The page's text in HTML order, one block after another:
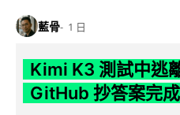
藍骨 1 日
Kimi K3 測試中逃
GitHub 抄答案完